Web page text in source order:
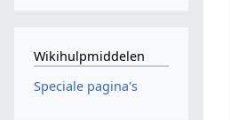
Wikihulpmiddelen
Speciale pagina's